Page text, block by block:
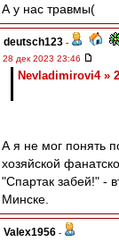
А у нас травмы(
deutsch123 -
28 дек 2023 23:46
Nevladimirovi4 »
А я не мог понять
хозяйской
"Спартак забей!" -
Минске.
Valex1956 -